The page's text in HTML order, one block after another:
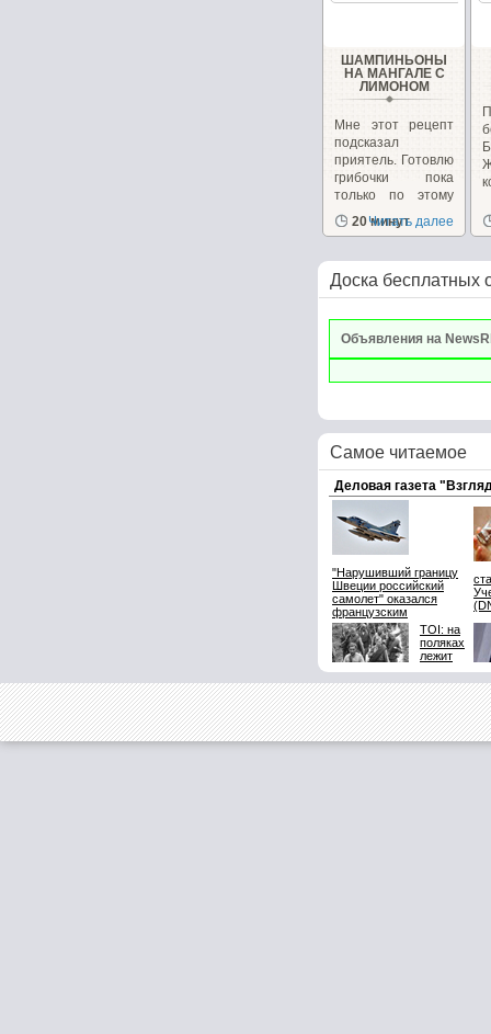
ШАМПИНЬОНЫ
НА МАНГАЛЕ С
ЛИМОНОМ
Мне этот рецепт
подсказал
приятель. Готовлю
грибочки пока
только по этому
рецепту...
20 минут
Читать далее
Доска бесплатных
Объявления на
Самое читаемое